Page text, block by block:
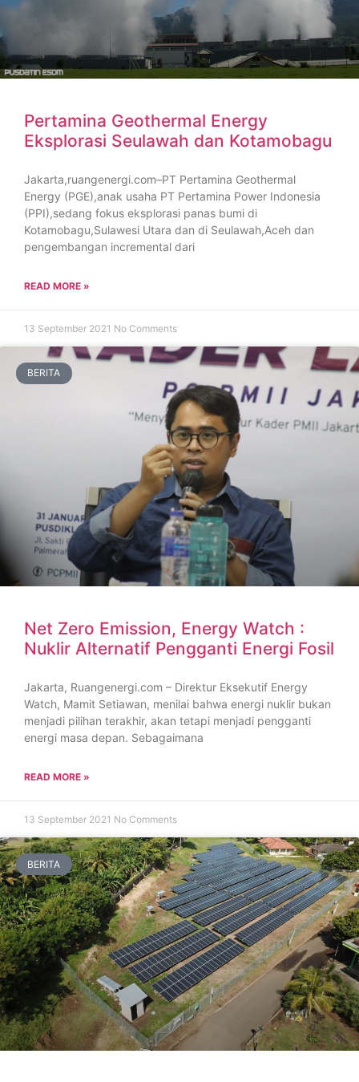
Pertamina Geothermal Energy
Eksplorasi Seulawah dan Kotamobagu
Jakarta,ruangenergi.com–PT Pertamina Geothermal
Energy (PGE),anak usaha PT Pertamina Power Indonesia
(PPI),sedang fokus eksplorasi panas bumi di
Kotamobagu,Sulawesi Utara dan di Seulawah,Aceh dan
pengembangan incremental dari
READ MORE »
13 September 2021 No Comments
BERITA
Net Zero Emission, Energy Watch :
Nuklir Alternatif Pengganti Energi Fosil
Jakarta, Ruangenergi.com – Direktur Eksekutif Energy
Watch, Mamit Setiawan, menilai bahwa energi nuklir bukan
menjadi pilihan terakhir, akan tetapi menjadi pengganti
energi masa depan. Sebagaimana
READ MORE »
13 September 2021 No Comments
BERITA